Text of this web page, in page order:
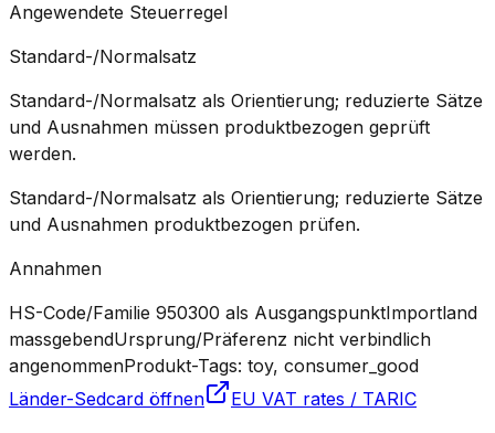
Angewendete Steuerregel
Standard-/Normalsatz
Standard-/Normalsatz als Orientierung; reduzierte Sätze
und Ausnahmen müssen produktbezogen geprüft
werden.
Standard-/Normalsatz als Orientierung; reduzierte Sätze
und Ausnahmen produktbezogen prüfen.
Annahmen
HS-Code/Familie 950300 als AusgangspunktImportland
massgebendUrsprung/Präferenz nicht verbindlich
angenommenProdukt-Tags: toy, consumer_good
Länder-Sedcard öffnen
EU VAT rates / TARIC